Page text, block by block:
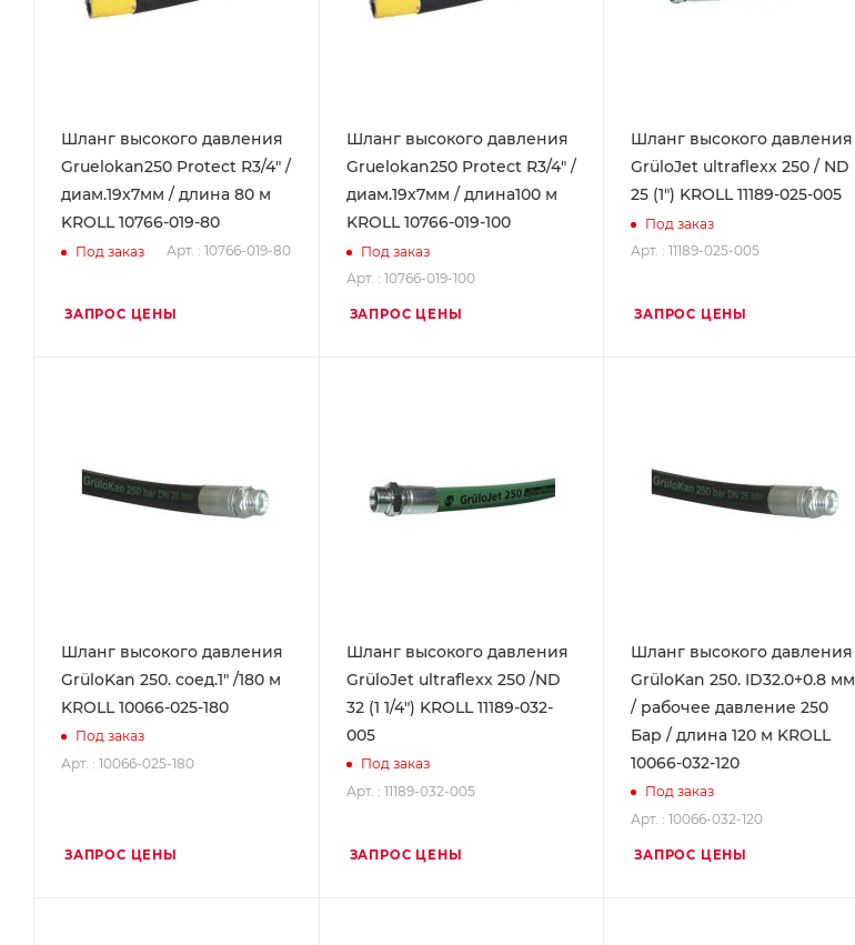
Шланг высокого давления
Gruelokan250 Protect R3/4" /
диам.19х7мм / длина 80 м
KROLL 10766-019-80
Под заказ Арт. : 10766-019-80
ЗАПРОС ЦЕНЫ
Шланг высокого давления
Gruelokan250 Protect R3/4" /
диам.19х7мм / длина100 м
KROLL 10766-019-100
Под заказ
Арт. : 10766-019-100
ЗАПРОС ЦЕНЫ
Шланг высокого давления
GrüloJet ultraflexx 250 / ND
25 (1") KROLL 11189-025-005
Под заказ
Арт. : 11189-025-005
ЗАПРОС ЦЕНЫ
Шланг высокого давления
GrüloKan 250. соед.1" /180 м
KROLL 10066-025-180
Под заказ
Арт. : 10066-025-180
ЗАПРОС ЦЕНЫ
Шланг высокого давления
GrüloJet ultraflexx 250 /ND
32 (1 1/4") KROLL 11189-032-
005
Под заказ
Арт. : 11189-032-005
ЗАПРОС ЦЕНЫ
Шланг высокого давления
GrüloKan 250. ID32.0+0.8 мм
/ рабочее давление 250
Бар / длина 120 м KROLL
10066-032-120
Под заказ
Арт. : 10066-032-120
ЗАПРОС ЦЕНЫ